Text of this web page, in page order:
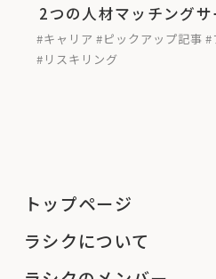
2つの人材マッチング
て考える＜後編＞
#キャリア #ピックアップ記事 #
#リスキリング
トップページ
ラシクについて